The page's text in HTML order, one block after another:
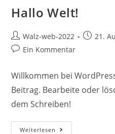
Hallo Welt!
Beitrags-
Autor:
Walz-web-2022
Beitrag
21.
Beitrags-
Ein Kommentar
Willkommen bei
Beitrag. Bearbeite oder
dem Schreiben!
Weiterlesen Hallo